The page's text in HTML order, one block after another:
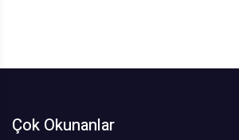
Çok Okunanlar